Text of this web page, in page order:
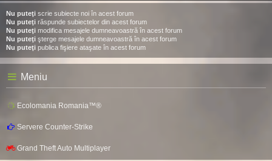
Nu puteţi scrie subiecte noi în acest forum
Nu puteţi răspunde subiectelor din acest forum
Nu puteţi modifica mesajele dumneavoastră în acest forum
Nu puteţi şterge mesajele dumneavoastră în acest forum
Nu puteţi publica fişiere ataşate în acest forum
Meniu
Ecolomania Romania™®
Servere Counter-Strike
Grand Theft Auto Multiplayer